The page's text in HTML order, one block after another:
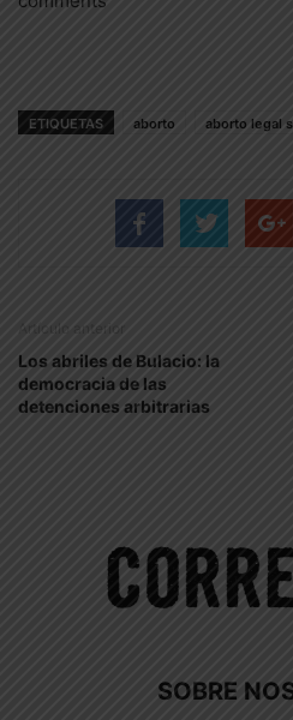
ETIQUETAS aborto aborto legal
Artículo anterior
Los abriles de Bulacio: la
democracia de las
detenciones arbitrarias
SOBRE